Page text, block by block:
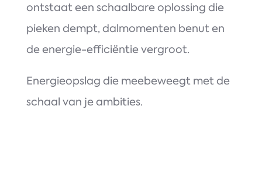
ontstaat een schaalbare oplossing die
pieken dempt, dalmomenten benut en
de energie-efficiëntie vergroot.
Energieopslag die meebeweegt met de
schaal van je ambities.